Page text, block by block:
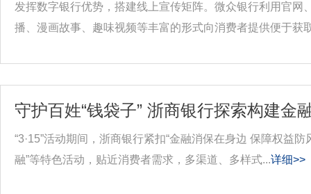
发挥数字银行优势，搭建线上宣传矩阵。微众银行利用官
播、漫画故事、趣味视频等丰富的形式向消费者提供便于获
守护百姓“钱袋子” 浙商银行探索构建金
“3·15”活动期间，浙商银行紧扣“金融消保在身边 保障权益
融”等特色活动，贴近消费者需求，多渠道、多样式...详细>>